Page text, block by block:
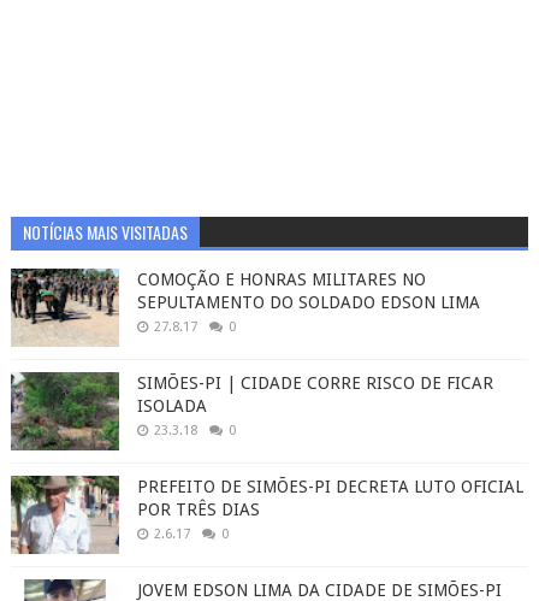
NOTÍCIAS MAIS VISITADAS
COMOÇÃO E HONRAS MILITARES NO
SEPULTAMENTO DO SOLDADO EDSON LIMA
27.8.17 0
SIMÕES-PI | CIDADE CORRE RISCO DE FICAR
ISOLADA
23.3.18 0
PREFEITO DE SIMÕES-PI DECRETA LUTO OFICIAL
POR TRÊS DIAS
2.6.17 0
JOVEM EDSON LIMA DA CIDADE DE SIMÕES-PI